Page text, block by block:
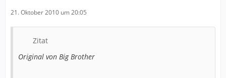
21. Oktober 2010 um 20:05
Zitat
Original von Big Brother